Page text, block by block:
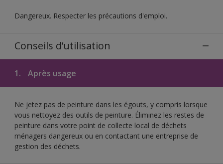
Dangereux. Respecter les précautions d'emploi.
Conseils d’utilisation
1. Après usage
Ne jetez pas de peinture dans les égouts, y compris lorsque
vous nettoyez des outils de peinture. Éliminez les restes de
peinture dans votre point de collecte local de déchets
ménagers dangereux ou en contactant une entreprise de
gestion des déchets.